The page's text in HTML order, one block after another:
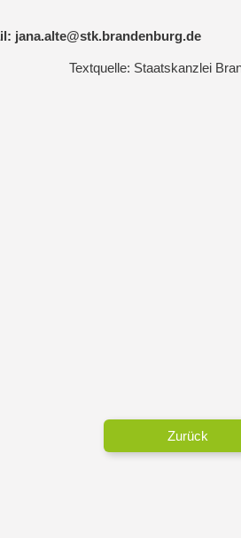
jana.alte@stk.brandenburg.de
Textquelle: Staatskanzlei
Zurück